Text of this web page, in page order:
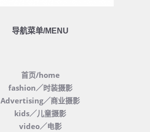
导航菜单/MENU
首页/home
fashion／时装摄影
Advertising／商业摄影
kids／儿童摄影
video／电影